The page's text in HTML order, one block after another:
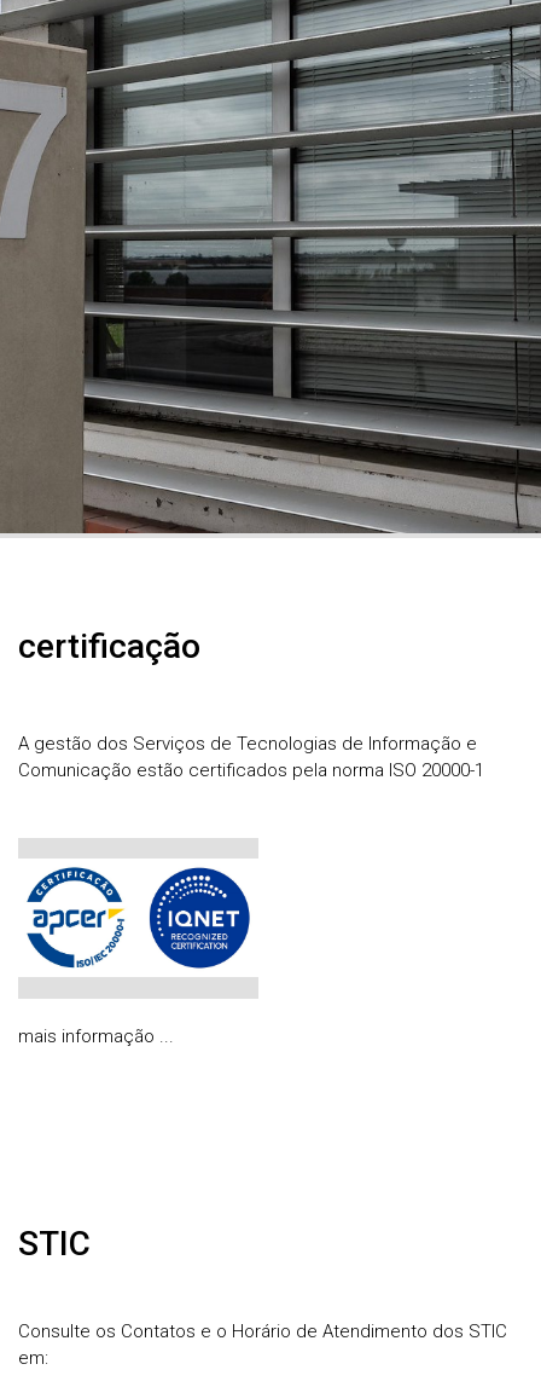
certificação
A gestão dos Serviços de Tecnologias de Informação e
Comunicação estão certificados pela norma ISO 20000-1
mais informação ...
STIC
Consulte os Contatos e o Horário de Atendimento dos STIC
em: